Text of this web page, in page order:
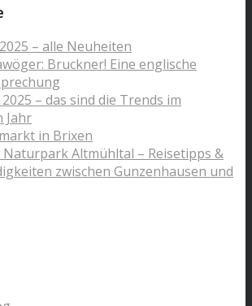
– alle Neuheiten
Bruckner! Eine englische
– das sind die Trends im
Jahr
in Brixen
Altmühltal – Reisetipps &
zwischen Gunzenhausen und